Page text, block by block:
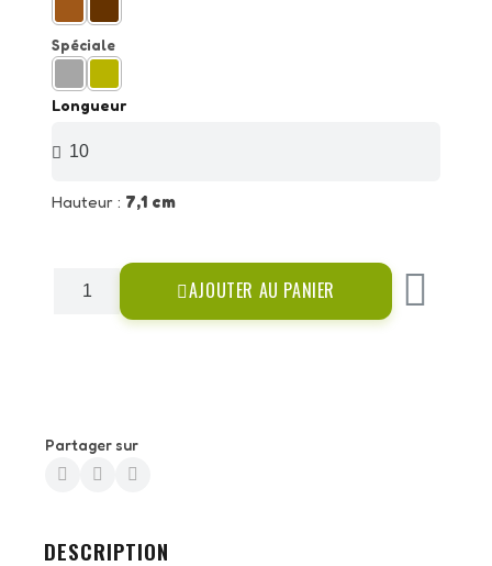
Spéciale
Longueur
Hauteur : 7,1 cm
AJOUTER AU PANIER
Partager sur
DESCRIPTION